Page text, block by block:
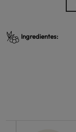
Ingredientes: